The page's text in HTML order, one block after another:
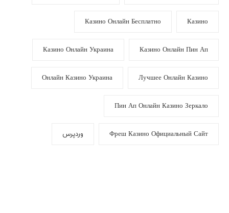
Казино
Казино Онлайн Бесплатно
Казино Онлайн Пин Ап
Казино Онлайн Украина
Лучшее Онлайн Казино
Онлайн Казино Украина
Пин Ап Онлайн Казино Зеркало
Фреш Казино Официальный Сайт وردپرس